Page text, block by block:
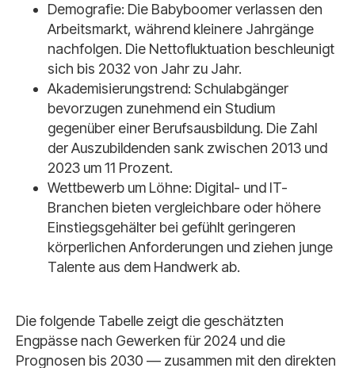
Demografie: Die Babyboomer verlassen den
Arbeitsmarkt, während kleinere Jahrgänge
nachfolgen. Die Nettofluktuation beschleunigt
sich bis 2032 von Jahr zu Jahr.
Akademisierungstrend: Schulabgänger
bevorzugen zunehmend ein Studium
gegenüber einer Berufsausbildung. Die Zahl
der Auszubildenden sank zwischen 2013 und
2023 um 11 Prozent.
Wettbewerb um Löhne: Digital- und IT-
Branchen bieten vergleichbare oder höhere
Einstiegsgehälter bei gefühlt geringeren
körperlichen Anforderungen und ziehen junge
Talente aus dem Handwerk ab.
Die folgende Tabelle zeigt die geschätzten
Engpässe nach Gewerken für 2024 und die
Prognosen bis 2030 — zusammen mit den direkten